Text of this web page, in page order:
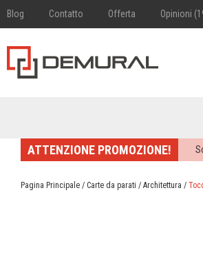
Blog Contatto Offerta Opinioni
ATTENZIONE PROMOZIONE!
Pagina Principale / Carte da parati / Architettura /